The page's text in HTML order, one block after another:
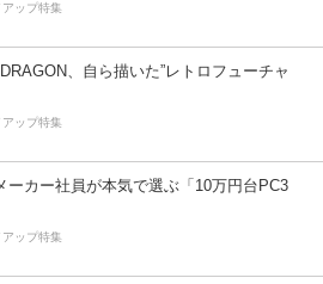
アップ特集
、自ら描いた”レトロフューチャ
アップ特集
ーカー社員が本気で選ぶ「10万円台PC3
アップ特集